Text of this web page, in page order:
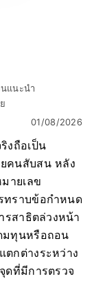
แนะนำ
01/08/2026
งถือเป็น
คนสับสน หลัง
ายเลข
ทราบข้อกำหนด
รสาธิตล่วงหน้า
มทุนหรือถอน
กต่างระหว่าง
ดที่มีการตรวจ